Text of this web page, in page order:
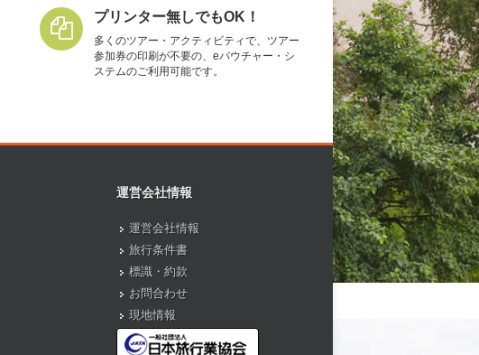
プリンター無しでもOK！
多くのツアー・アクティビティで、ツアー
参加券の印刷が不要の、eバウチャー・シ
ステムのご利用可能です。
運営会社情報
運営会社情報
旅行条件書
標識・約款
お問合わせ
現地情報